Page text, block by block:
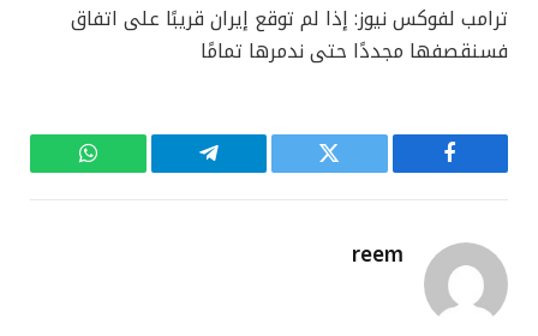
ترامب لفوكس نيوز: إذا لم توقع إيران قريبًا على اتفاق
فسنقصفها مجددًا حتى ندمرها تمامًا
فيسبوك تويتر تيلقرام واتساب
reem